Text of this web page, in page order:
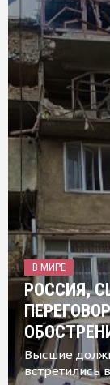
В МИРЕ
РОССИЯ,
Высшие
встретились